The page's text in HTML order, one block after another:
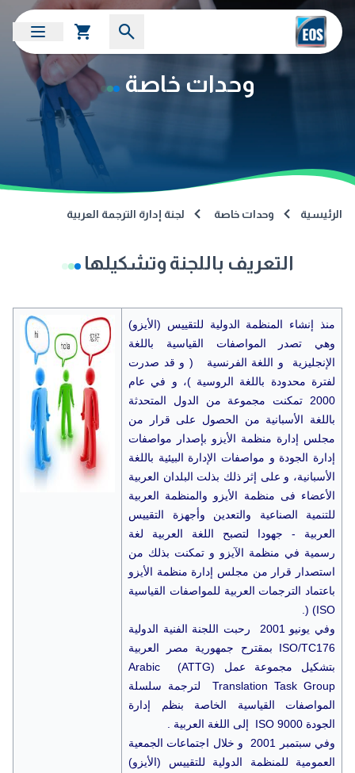
وحدات خاصة
الرئيسية وحدات خاصة لجنة إدارة الترجمة العربية
التعريف باللجنة وتشكيلها
منذ إنشاء المنظمة الدولية للتقييس (الأيزو)
وهي تصدر المواصفات القياسية باللغة
الإنجليزية و اللغة الفرنسية ( و قد صدرت
لفترة محدودة باللغة الروسية )، و في عام
2000 تمكنت مجموعة من الدول المتحدثة
باللغة الأسبانية من الحصول على قرار من
مجلس إدارة منظمة الأيزو بإصدار مواصفات
إدارة الجودة و مواصفات الإدارة البيئية باللغة
الأسبانية، و على إثر ذلك بذلت البلدان العربية
الأعضاء فى منظمة الأيزو والمنظمة العربية
للتنمية الصناعية والتعدين وأجهزة التقييس
العربية - جهودا لتصبح اللغة العربية لغة
رسمية في منظمة الآيزو و تمكنت بذلك من
استصدار قرار من مجلس إدارة منظمة الأيزو
باعتماد الترجمات العربية للمواصفات القياسية
ISO) (.
وفي يونيو 2001 رحبت اللجنة الفنية الدولية
ISO/TC176 بمقترح جمهورية مصر العربية
بتشكيل مجموعة عمل (ATTG) Arabic
Translation Task Group لترجمة سلسلة
المواصفات القياسية الخاصة بنظم إدارة
الجودة ISO 9000 إلى اللغة العربية .
وفي سبتمبر 2001 و خلال اجتماعات الجمعية
العمومية للمنظمة الدولية للتقييس (الأيزو)